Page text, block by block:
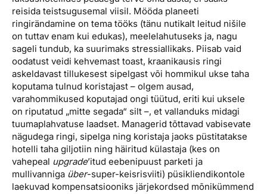
reisida teistsugusemal viisil. Mööda planeeti
ringirändamine on tema tööks (tänu nutikalt leitud nišile
on tuttav enam kui edukas), meelelahutuseks ja, nagu
sageli tundub, ka suurimaks stressiallikaks. Piisab vaid
oodatust veidi kehvemast toast, kraanikausis ringi
askeldavast tillukesest sipelgast või hommikul ukse taha
koputama tulnud koristajast – olgem ausad,
varahommikused koputajad ongi tüütud, eriti kui uksele
on riputatud „mitte segada“ silt –, et vallanduks midagi
tuumaplahvatuse laadset. Managerid tõttavad vabisevate
nägudega ringi, sipelga ning koristaja jaoks püstitatakse
hotelli taha giljotiin ning häiritud külastaja (kes on
vahepeal upgrade’itud eebenipuust parketi ja
mullivanniga über-super-keisrisviiti) püsikliendikontole
laekuvad kompensatsiooniks järjekordsed mõnikümmend